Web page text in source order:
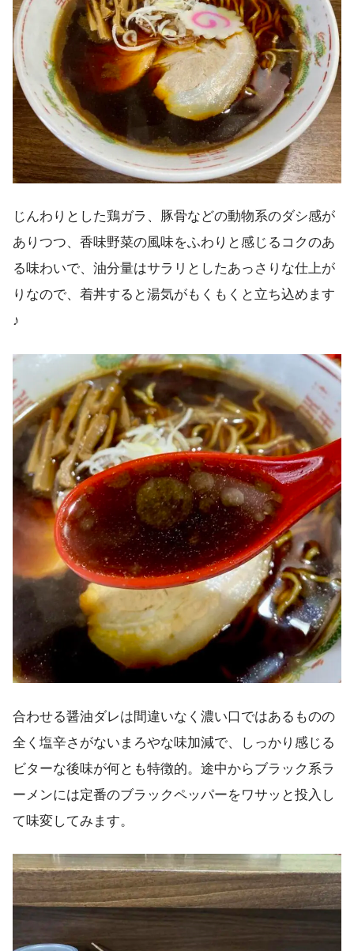
じんわりとした鶏ガラ、豚骨などの動物系のダシ感が
ありつつ、香味野菜の風味をふわりと感じるコクのあ
る味わいで、油分量はサラリとしたあっさりな仕上が
りなので、着丼すると湯気がもくもくと立ち込めます
♪
合わせる醤油ダレは間違いなく濃い口ではあるものの
全く塩辛さがないまろやな味加減で、しっかり感じる
ビターな後味が何とも特徴的。途中からブラック系ラ
ーメンには定番のブラックペッパーをワサッと投入し
て味変してみます。